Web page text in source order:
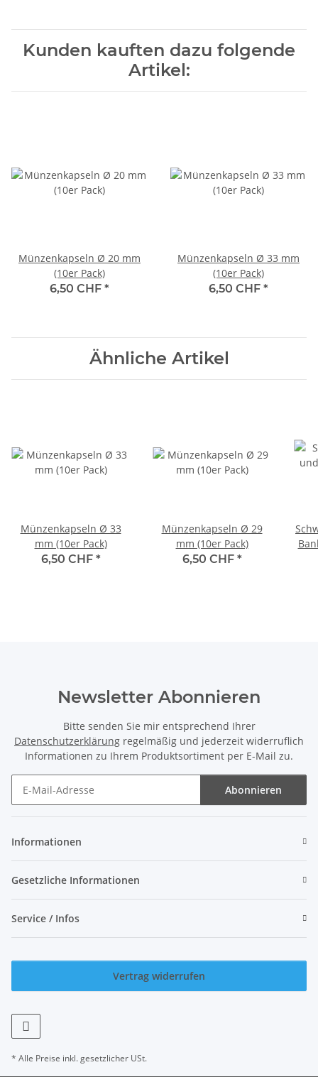
Kunden kauften dazu folgende
Artikel:
Münzenkapseln Ø 20 mm
(10er Pack)
6,50 CHF *
Münzenkapseln Ø 33 mm
(10er Pack)
6,50 CHF *
Ähnliche Artikel
Münzenkapseln Ø 33
mm (10er Pack)
6,50 CHF *
Münzenkapseln Ø 29
mm (10er Pack)
6,50 CHF *
Newsletter Abonnieren
Bitte senden Sie mir entsprechend Ihrer
Datenschutzerklärung regelmäßig und jederzeit widerruflich
Informationen zu Ihrem Produktsortiment per E-Mail zu.
Abonnieren
Informationen
Gesetzliche Informationen
Service / Infos
Vertrag widerrufen
* Alle Preise inkl. gesetzlicher USt.